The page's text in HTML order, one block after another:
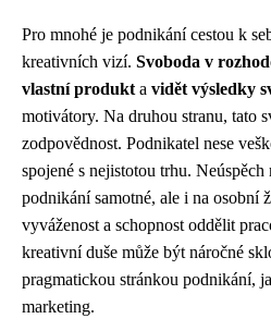
Pro mnohé je podnikání cestou k
kreativních vizí. Svoboda v
vlastní produkt a vidět výsledky
motivátory. Na druhou stranu, tato
zodpovědnost. Podnikatel nese
spojené s nejistotou trhu.
podnikání samotné, ale i na osobní
vyváženost a schopnost oddělit
kreativní duše může být náročné
pragmatickou stránkou podnikání,
marketing.